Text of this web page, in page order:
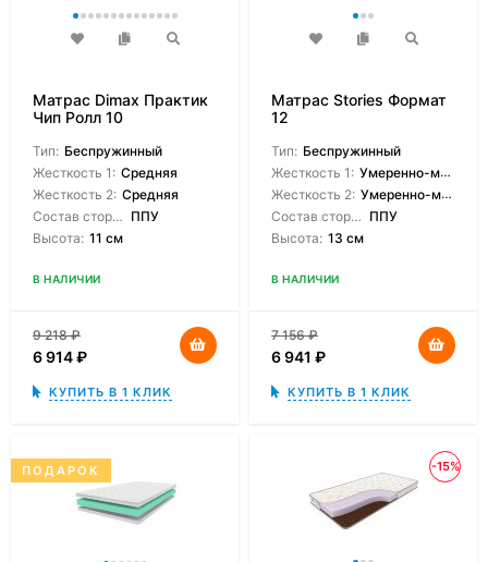
Матрас Dimax Практик
Чип Ролл 10
Тип: Беспружинный
Жесткость 1: Средняя
Жесткость 2: Средняя
Состав сторон: ППУ
Высота: 11 см
В НАЛИЧИИ
9 218₽
6 914₽
КУПИТЬ В 1 КЛИК
Матрас Stories Формат
12
Тип: Беспружинный
Жесткость 1: Умеренно-мягкая
Жесткость 2: Умеренно-мягкая
Состав сторон: ППУ
Высота: 13 см
В НАЛИЧИИ
7 156₽
6 941 ₽
КУПИТЬ В 1 КЛИК
ПОДАРОК -15%